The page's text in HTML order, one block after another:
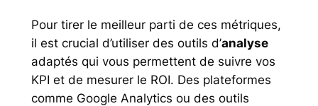
Pour tirer le meilleur parti de ces métriques,
il est crucial d’utiliser des outils d’analyse
adaptés qui vous permettent de suivre vos
KPI et de mesurer le ROI. Des plateformes
comme Google Analytics ou des outils